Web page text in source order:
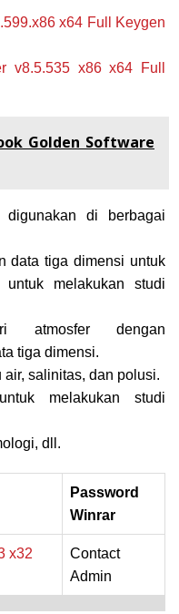
x64 Full Keygen
v8.5.535 x86 x64 Full
Golden Software
di berbagai
data tiga dimensi untuk
melakukan studi
atmosfer dengan
tiga dimensi.
salinitas, dan polusi.
melakukan studi
dll.
Password
Winrar
x32
Contact
Admin